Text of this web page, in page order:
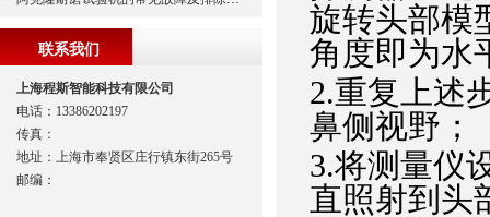
旋转头部模
角度即为水
2.重复上述
鼻侧视野 ；
3.将测量仪
直照射到头
联系我们
上海程斯智能科技有限公司
电话：13386202197
传真：
地址：上海市奉贤区庄行镇东街265号
邮编：